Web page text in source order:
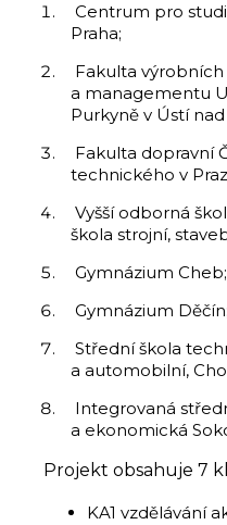
Centrum pro
Praha;
Fakulta
a managementu
Purkyně v Ústí
Fakulta dopravní
technického v
Vyšší odborná
škola strojní,
Gymnázium Cheb;
Gymnázium Děčín;
Střední škola
a automobilní,
Integrovaná
a ekonomická
Projekt obsahuje 7
KA1 vzdělávání